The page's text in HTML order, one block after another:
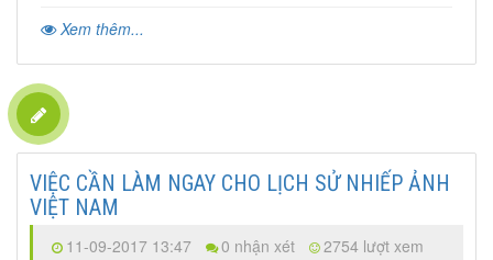
Xem thêm...
VIỆC CẦN LÀM NGAY CHO LỊCH SỬ NHIẾP ẢNH
VIỆT NAM
11-09-2017 13:47 0 nhận xét
2754 lượt xem